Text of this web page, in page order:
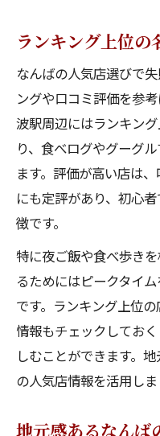
ランキング上位
なんばの人気店選びで
ングや口コミ評価を参
波駅周辺にはランキン
り、食べログやグーグ
ます。評価が高い店は
にも定評があり、初心
徴です。
特に夜ご飯や食べ歩き
るためにはピークタイ
です。ランキング上位
情報もチェックしてお
しむことができます。
の人気店情報を活用しま
地元感あるなんば